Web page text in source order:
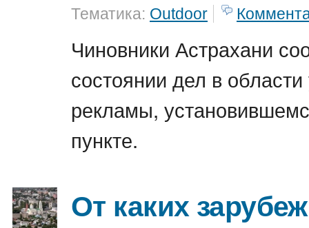
Тематика: Outdoor
Чиновники Астрахани
состоянии дел в
рекламы,
пункте.
От каких